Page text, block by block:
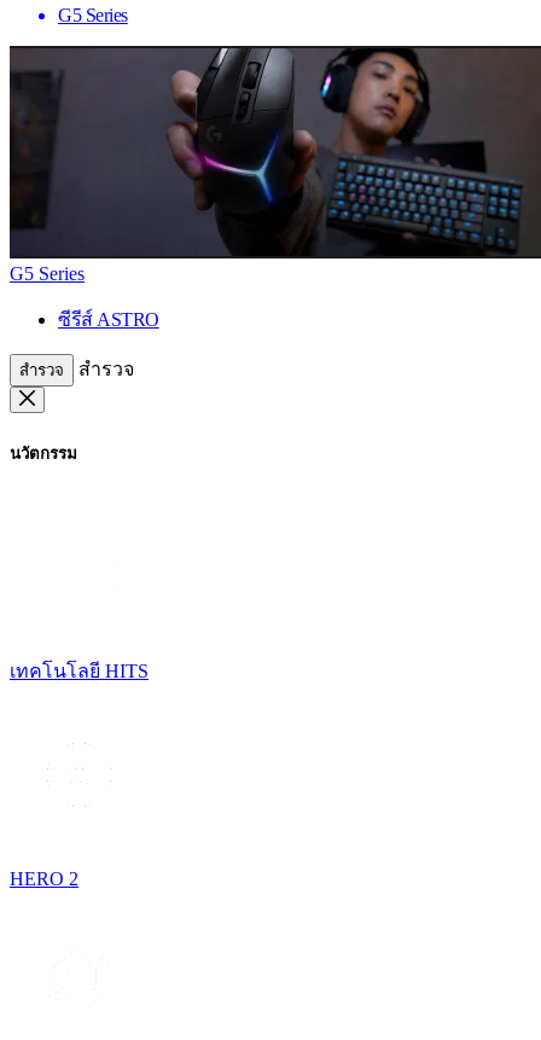
G5 Series
G5 Series
ซีรีส์ ASTRO
สำรวจ สำรวจ
นวัตกรรม
เทคโนโลยี HITS
HERO 2